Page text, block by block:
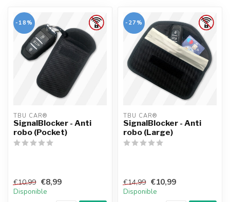
-18%
TBU CAR®
SignalBlocker - Anti
robo (Pocket)
€10,99 €8,99
Disponible
-27%
TBU CAR®
SignalBlocker - Anti
robo (Large)
€14,99 €10,99
Disponible